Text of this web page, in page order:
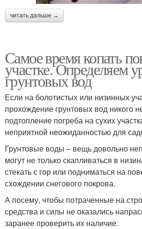
читать дальше →
Самое время копать
участке. Определяем
грунтовых вод
Если на болотистых или низинных
прохождение грунтовых вод никого
подтопление погреба на сухих
неприятной неожиданностью для
Грунтовые воды – вещь довольно
могут не только скапливаться в
стекать с гор или подниматься на
схождении снегового покрова.
А посему, чтобы потраченные на
средства и силы не оказались
заранее проверить их наличие.